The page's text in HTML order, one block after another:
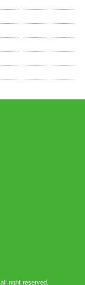
all right reserved.